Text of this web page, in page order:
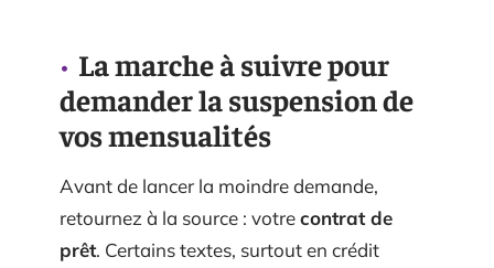
La marche à suivre pour
demander la suspension de
vos mensualités
Avant de lancer la moindre demande,
retournez à la source : votrecontrat de
prêt. Certains textes, surtout en crédit